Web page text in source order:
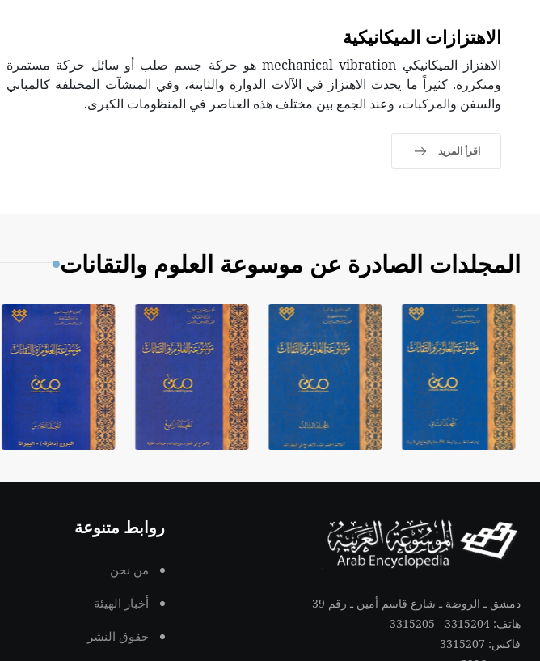
الاهتزازات الميكانيكية
الاهتزاز الميكانيكي mechanical vibration هو حركة جسم صلب أو سائل حركة مستمرة
ومتكررة. كثيراً ما يحدث الاهتزاز في الآلات الدوارة والثابتة، وفي المنشآت المختلفة كالمباني
والسفن والمركبات، وعند الجمع بين مختلف هذه العناصر في المنظومات الكبرى.
اقرأ المزيد
المجلدات الصادرة عن موسوعة العلوم والتقانات
دمشق ـ الروضة ـ شارع قاسم أمين ـ رقم 39
هاتف: 3315204 - 3315205
فاكس: 3315207
روابط متنوعة
من نحن
أخبار الهيئة
حقوق النشر